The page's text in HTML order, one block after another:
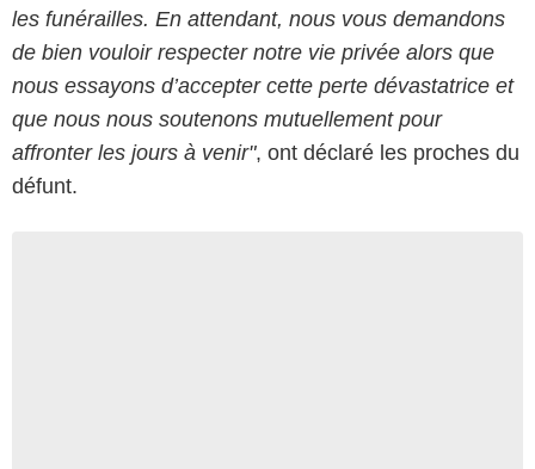
les funérailles. En attendant, nous vous demandons
de bien vouloir respecter notre vie privée alors que
nous essayons d’accepter cette perte dévastatrice et
que nous nous soutenons mutuellement pour
affronter les jours à venir", ont déclaré les proches du
défunt.